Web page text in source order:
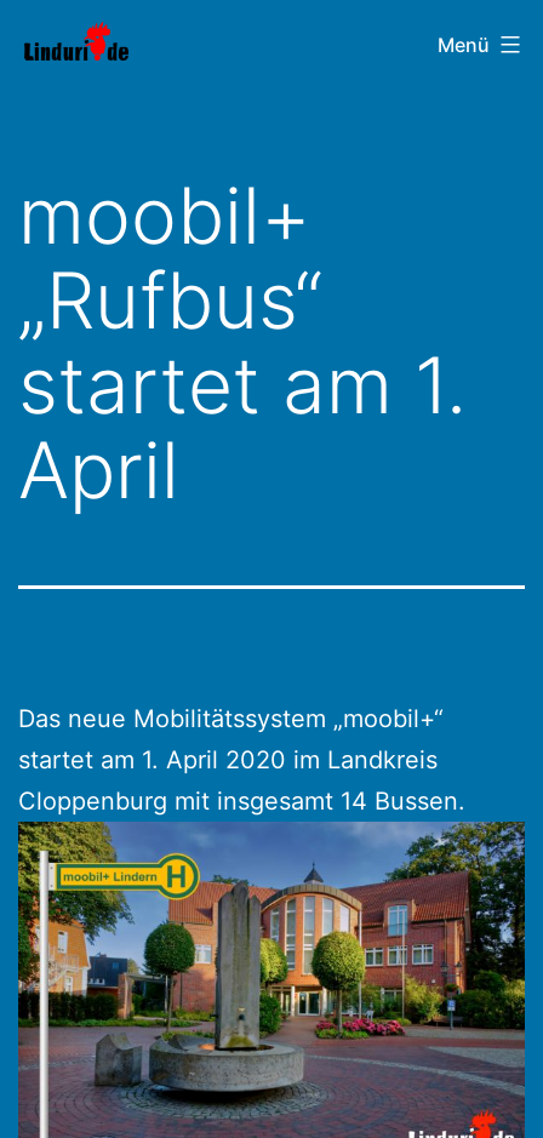
Inhalt
Linduri.de Menü
moobil+
„Rufbus“
startet am 1.
April
Das neue Mobilitätssystem „moobil+“
startet am 1. April 2020 im Landkreis
Cloppenburg mit insgesamt 14 Bussen.